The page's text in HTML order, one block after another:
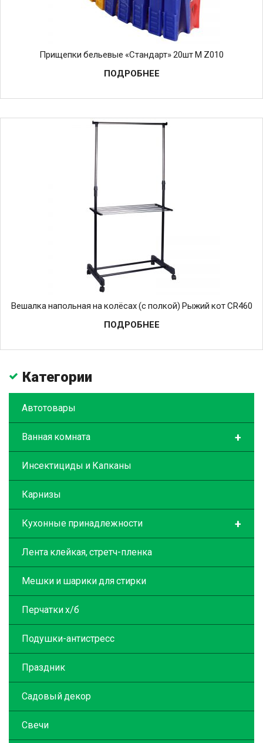
Прищепки бельевые «Стандарт» 20шт М Z010
ПОДРОБНЕЕ
Вешалка напольная на колёсах (с полкой) Рыжий кот CR460
ПОДРОБНЕЕ
Категории
Автотовары
+
Ванная комната
Инсектициды и Капканы
Карнизы
+
Кухонные принадлежности
Лента клейкая, стретч-пленка
Мешки и шарики для стирки
Перчатки х/б
Подушки-антистресс
Праздник
Садовый декор
Свечи